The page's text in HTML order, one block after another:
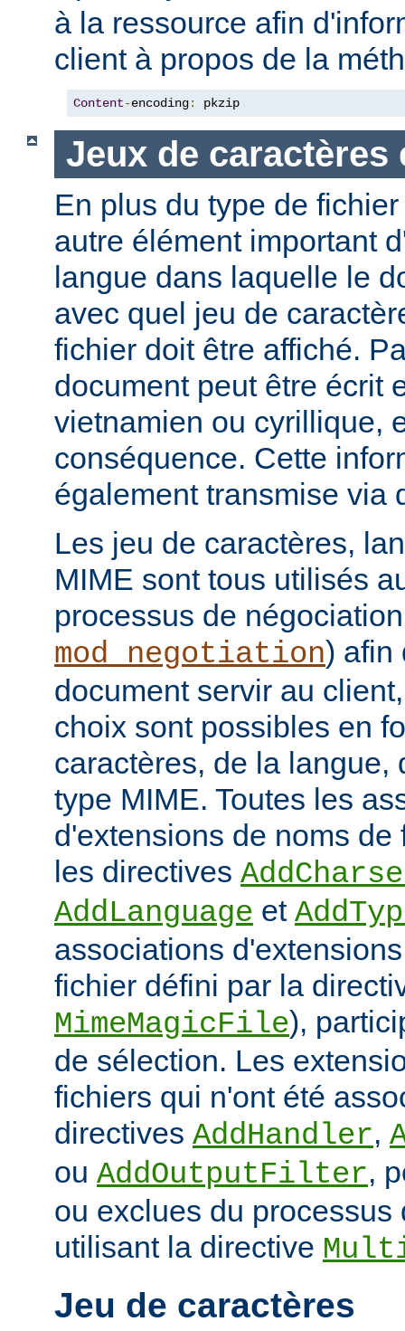
à la ressource afin
client à propos de la
Content-encoding: pkzip
Jeux de caractères
En plus du type de
autre élément important
langue dans laquelle le
avec quel jeu de
fichier doit être affiché.
document peut être écrit
vietnamien ou cyrillique,
conséquence. Cette
également transmise via
Les jeu de caractères,
MIME sont tous utilisés
processus de
mod_negotiation) afin
document servir au
choix sont possibles en
caractères, de la langue,
type MIME. Toutes les
d'extensions de noms
les directives
AddLanguage et
associations
fichier défini par la
MimeMagicFile),
de sélection. Les
fichiers qui n'ont été
directives AddHandler,
ou AddOutputFilter,
ou exclues du processus
utilisant la directive
Jeu de caractères